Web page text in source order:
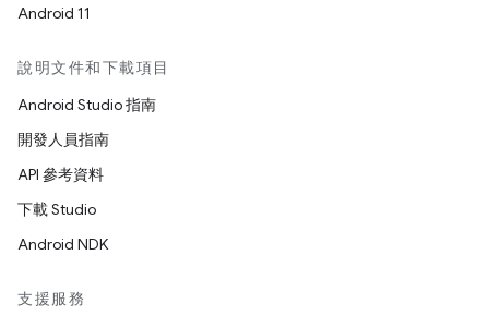
Android 11
說明文件和下載項目
Android Studio 指南
開發人員指南
API 參考資料
下載 Studio
Android NDK
支援服務